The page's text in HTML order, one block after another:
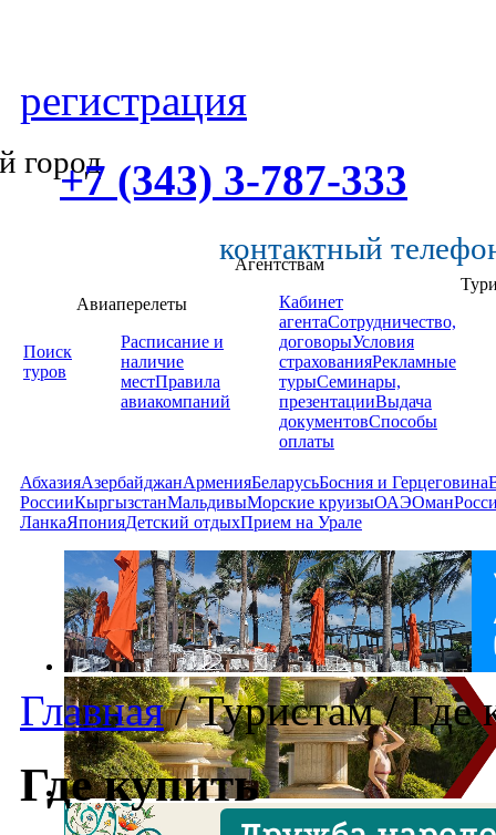
регистрация
город
+7 (343) 3-787-333
контактный
Поиск
туров
Авиаперелеты
Расписание и
наличие
местПравила
авиакомпаний
Агентствам
Кабинет
агентаСотрудничество,
договорыУсловия
страхованияРекламные
турыСеминары,
презентацииВыдача
документовСпособы
оплаты
АбхазияАзербайджанАрменияБеларусьБосния и Герцеговина
РоссииКыргызстанМальдивыМорские круизыОАЭОман
ЛанкаЯпонияДетский отдыхПрием на Урале
Главная /Туристам/Где
Где купить